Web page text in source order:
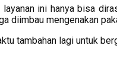
layanan ini hanya bisa
diimbau mengenakan
tambahan lagi untuk